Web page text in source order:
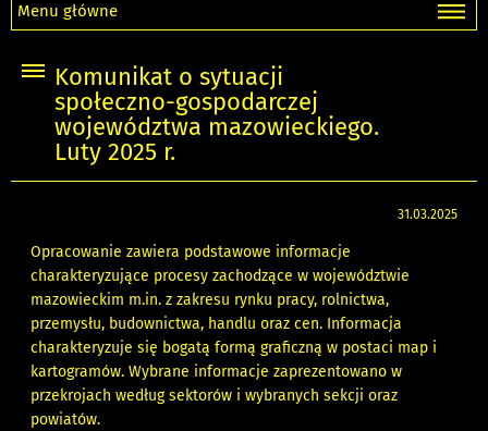
Menu główne
Komunikat o sytuacji
społeczno-gospodarczej
województwa mazowieckiego.
Luty 2025 r.
31.03.2025
Opracowanie zawiera podstawowe informacje
charakteryzujące procesy zachodzące w województwie
mazowieckim m.in. z zakresu rynku pracy, rolnictwa,
przemysłu, budownictwa, handlu oraz cen. Informacja
charakteryzuje się bogatą formą graficzną w postaci map i
kartogramów. Wybrane informacje zaprezentowano w
przekrojach według sektorów i wybranych sekcji oraz
powiatów.